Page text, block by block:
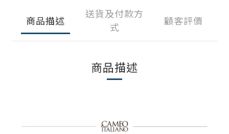
商品描述
送貨及付款方
式
顧客評價
商品描述